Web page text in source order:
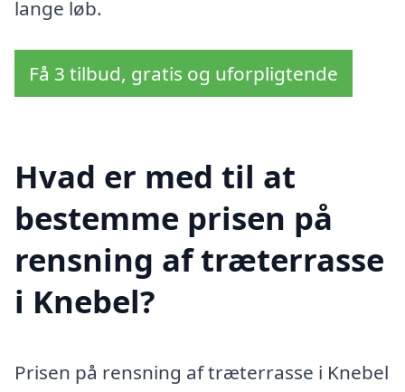
lange løb.
Få 3 tilbud, gratis og uforpligtende
Hvad er med til at
bestemme prisen på
rensning af træterrasse
i Knebel?
Prisen på rensning af træterrasse i Knebel